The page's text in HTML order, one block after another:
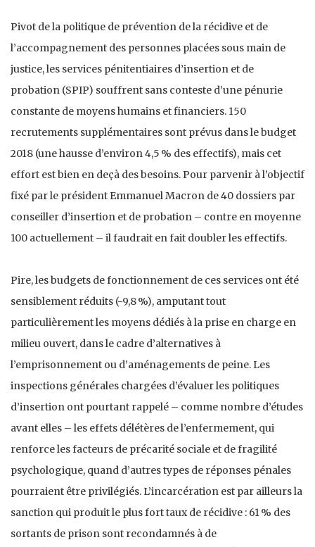
Pivot de la politique de prévention de la récidive et de
l’accompagnement des personnes placées sous main de
justice, les services pénitentiaires d’insertion et de
probation (SPIP) souffrent sans conteste d’une pénurie
constante de moyens humains et financiers. 150
recrutements supplémentaires sont prévus dans le budget
2018 (une hausse d’environ 4,5 % des effectifs), mais cet
effort est bien en deçà des besoins. Pour parvenir à l’objectif
fixé par le président Emmanuel Macron de 40 dossiers par
conseiller d’insertion et de probation – contre en moyenne
100 actuellement – il faudrait en fait doubler les effectifs.
Pire, les budgets de fonctionnement de ces services ont été
sensiblement réduits (-9,8 %), amputant tout
particulièrement les moyens dédiés à la prise en charge en
milieu ouvert, dans le cadre d’alternatives à
l’emprisonnement ou d’aménagements de peine. Les
inspections générales chargées d’évaluer les politiques
d’insertion ont pourtant rappelé – comme nombre d’études
avant elles – les effets délétères de l’enfermement, qui
renforce les facteurs de précarité sociale et de fragilité
psychologique, quand d’autres types de réponses pénales
pourraient être privilégiés. L’incarcération est par ailleurs la
sanction qui produit le plus fort taux de récidive : 61 % des
sortants de prison sont recondamnés à de